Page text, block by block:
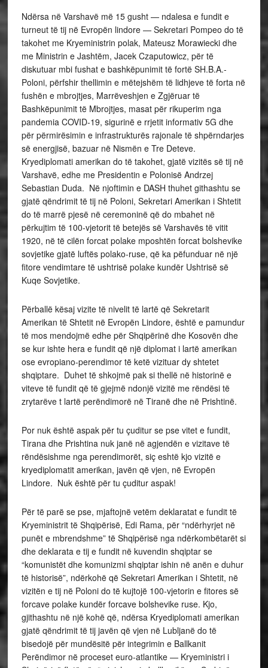
Ndërsa në Varshavë më 15 gusht — ndalesa e fundit e
turneut të tij në Evropën lindore — Sekretari Pompeo do të
takohet me Kryeministrin polak, Mateusz Morawiecki dhe
me Ministrin e Jashtëm, Jacek Czaputowicz, për të
diskutuar mbi fushat e bashkëpunimit të fortë SH.B.A.-
Poloni, përfshir thellimin e mëtejshëm të lidhjeve të forta në
fushën e mbrojtjes, Marrëveshjen e Zgjëruar të
Bashkëpunimit të Mbrojtjes, masat për rikuperim nga
pandemia COVID-19, sigurinë e rrjetit informativ 5G dhe
për përmirësimin e infrastrukturës rajonale të shpërndarjes
së energjisë, bazuar në Nismën e Tre Deteve.
Kryediplomati amerikan do të takohet, gjatë vizitës së tij në
Varshavë, edhe me Presidentin e Polonisë Andrzej
Sebastian Duda. Në njoftimin e DASH thuhet githashtu se
gjatë qëndrimit të tij në Poloni, Sekretari Amerikan i Shtetit
do të marrë pjesë në ceremoninë që do mbahet në
përkujtim të 100-vjetorit të betejës së Varshavës të vitit
1920, në të cilën forcat polake mposhtën forcat bolshevike
sovjetike gjatë luftës polako-ruse, që ka pëfunduar në një
fitore vendimtare të ushtrisë polake kundër Ushtrisë së
Kuqe Sovjetike.
Përballë kësaj vizite të nivelit të lartë që Sekretarit
Amerikan të Shtetit në Evropën Lindore, është e pamundur
të mos mendojmë edhe për Shqipërinë dhe Kosovën dhe
se kur ishte hera e fundit që një diplomat i lartë amerikan
ose evropiano-perendimor të ketë vizituar dy shtetet
shqiptare. Duhet të shkojmë pak si thellë në historinë e
viteve të fundit që të gjejmë ndonjë vizitë me rëndësi të
zrytarëve t lartë perëndimorë në Tiranë dhe në Prishtinë.
Por nuk është aspak për tu çuditur se pse vitet e fundit,
Tirana dhe Prishtina nuk janë në agjendën e vizitave të
rëndësishme nga perendimorët, siç eshtë kjo vizitë e
kryediplomatit amerikan, javën që vjen, në Evropën
Lindore. Nuk është për tu çuditur aspak!
Për të parë se pse, mjaftojnë vetëm deklaratat e fundit të
Kryeministrit të Shqipërisë, Edi Rama, për “ndërhyrjet në
punët e mbrendshme” të Shqipërisë nga ndërkombëtarët si
dhe deklarata e tij e fundit në kuvendin shqiptar se
“komunistët dhe komunizmi shqiptar ishin në anën e duhur
të historisë”, ndërkohë që Sekretari Amerikan i Shtetit, në
vizitën e tij në Poloni do të kujtojë 100-vjetorin e fitores së
forcave polake kundër forcave bolshevike ruse. Kjo,
gjithashtu në një kohë që, ndërsa Kryediplomati amerikan
gjatë qëndrimit të tij javën që vjen në Lubljanë do të
bisedojë për mundësitë për integrimin e Ballkanit
Perëndimor në proceset euro-atlantike — Kryeministri i